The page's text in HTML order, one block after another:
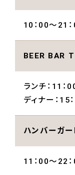
10：00〜21
BEER BAR
ランチ：11：
ディナー：15
ハンバーガ
11：00～22